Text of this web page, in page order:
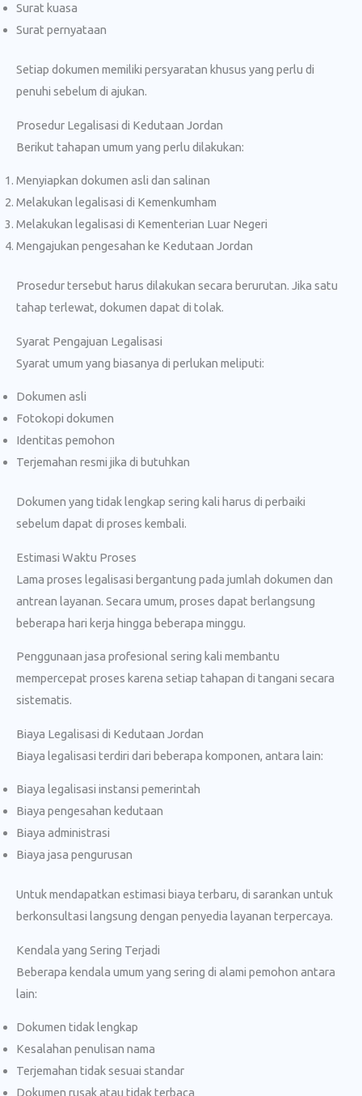
Surat kuasa
Surat pernyataan
Setiap dokumen memiliki persyaratan khusus yang perlu di
penuhi sebelum di ajukan.
Prosedur Legalisasi di Kedutaan Jordan
Berikut tahapan umum yang perlu dilakukan:
Menyiapkan dokumen asli dan salinan
Melakukan legalisasi di Kemenkumham
Melakukan legalisasi di Kementerian Luar Negeri
Mengajukan pengesahan ke Kedutaan Jordan
Prosedur tersebut harus dilakukan secara berurutan. Jika satu
tahap terlewat, dokumen dapat di tolak.
Syarat Pengajuan Legalisasi
Syarat umum yang biasanya di perlukan meliputi:
Dokumen asli
Fotokopi dokumen
Identitas pemohon
Terjemahan resmi jika di butuhkan
Dokumen yang tidak lengkap sering kali harus di perbaiki
sebelum dapat di proses kembali.
Estimasi Waktu Proses
Lama proses legalisasi bergantung pada jumlah dokumen dan
antrean layanan. Secara umum, proses dapat berlangsung
beberapa hari kerja hingga beberapa minggu.
Penggunaan jasa profesional sering kali membantu
mempercepat proses karena setiap tahapan di tangani secara
sistematis.
Biaya Legalisasi di Kedutaan Jordan
Biaya legalisasi terdiri dari beberapa komponen, antara lain:
Biaya legalisasi instansi pemerintah
Biaya pengesahan kedutaan
Biaya administrasi
Biaya jasa pengurusan
Untuk mendapatkan estimasi biaya terbaru, di sarankan untuk
berkonsultasi langsung dengan penyedia layanan terpercaya.
Kendala yang Sering Terjadi
Beberapa kendala umum yang sering di alami pemohon antara
lain:
Dokumen tidak lengkap
Kesalahan penulisan nama
Terjemahan tidak sesuai standar
Dokumen rusak atau tidak terbaca